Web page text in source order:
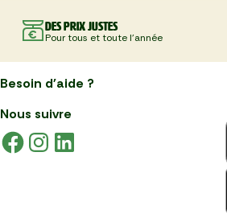
Des prix justes
Pour tous et toute l'année
Besoin d'aide ?
Nous suivre